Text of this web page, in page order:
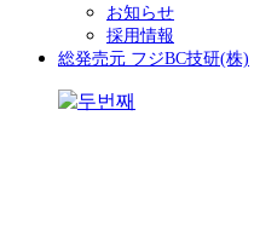
お知らせ
採用情報
総発売元 フジBC技研(株)